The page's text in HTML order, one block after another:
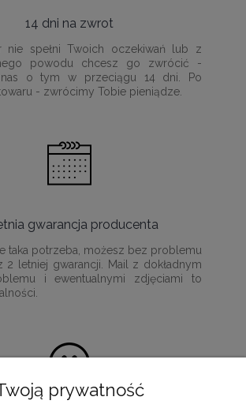
14 dni na zwrot
nie spełni Twoich oczekiwań lub z
powodu chcesz go zwrócić -
nas o tym w przeciągu 14 dni. Po
- zwrócimy Tobie pieniądze.
gwarancja producenta
taka potrzeba, możesz bez problemu
2 letniej gwarancji. Mail z dokładnym
i ewentualnymi zdjęciami to
prywatność